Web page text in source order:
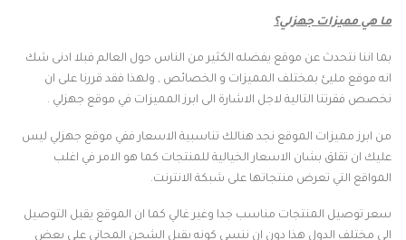
ما هي مميزات جهزلي؟
بما اننا نتحدث عن موقع يفضله الكثير من الناس حول العالم فبلا ادنى شك
انه موقع مليئ بمختلف المميزات و الخصائص , ولهذا فقد قررنا على ان
نخصص فقرتنا التالية لاجل الاشارة الى ابرز المميزات في موقع جهزلي .
من ابرز مميزات الموقع نجد هنالك تناسبية الاسعار ففي موقع جهزلي ليس
عليك ان تقلق بشان الاسعار الخيالية للمنتجات كما هو الامر في اغلب
المواقع التي تعرض منتجاتها على شبكة الانترنت.
سعر توصيل المنتجات مناسب جدا وغير غالي كما ان الموقع يقبل التوصيل
الى مختلف الدول هذا دون ان ننسى كونه يقبل الشحن المجاني على بعض